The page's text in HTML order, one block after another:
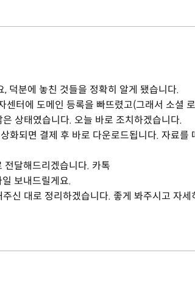
덕분에 놓친 것들을 정확히 알게 됐습니다.
터에 도메인 등록을 빠뜨렸고(그래서 소셜
상태였습니다. 오늘 바로 조치하겠습니다.
화되면 결제 후 바로 다운로드됩니다. 자료를
전달해드리겠습니다. 카톡
보내드릴게요.
신 대로 정리하겠습니다. 좋게 봐주시고 자세